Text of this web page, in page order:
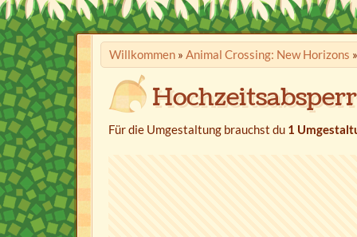
Willkommen» Animal Crossing: New Horizons
Für die Umgestaltung brauchst du 1